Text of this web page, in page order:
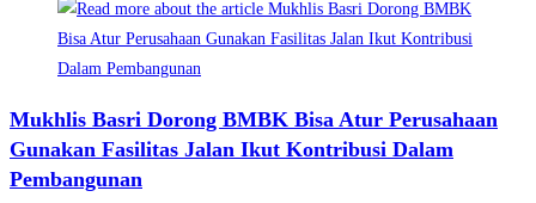
Mukhlis Basri Dorong BMBK Bisa Atur Perusahaan
Gunakan Fasilitas Jalan Ikut Kontribusi Dalam
Pembangunan